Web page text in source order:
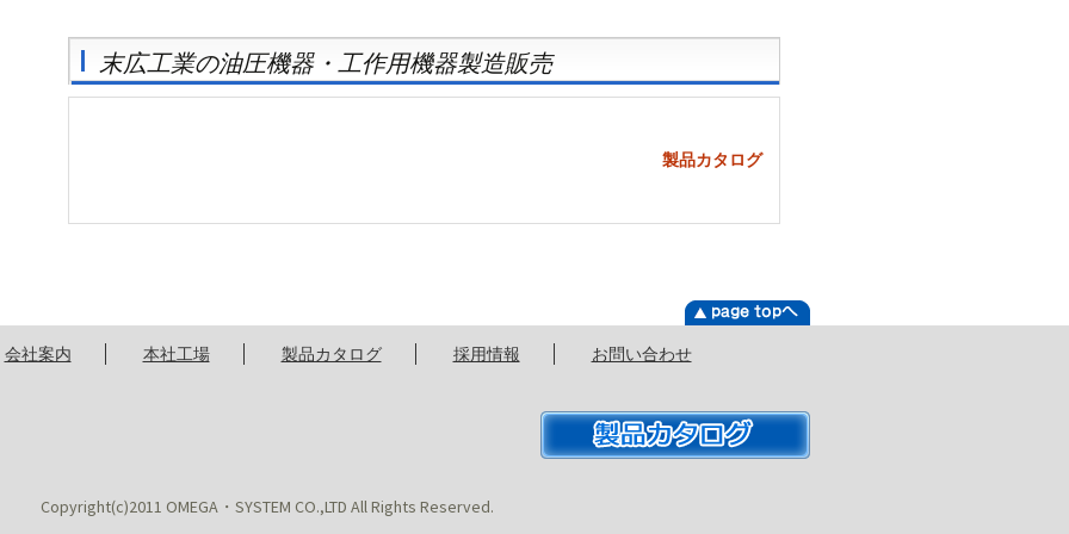
末広工業の油圧機器・工作用機器製造販売
製品カタログ
会社案内 本社工場 製品カタログ 採用情報 お問い合わせ
Copyright(c)2011 OMEGA・SYSTEM CO.,LTD All Rights Reserved.